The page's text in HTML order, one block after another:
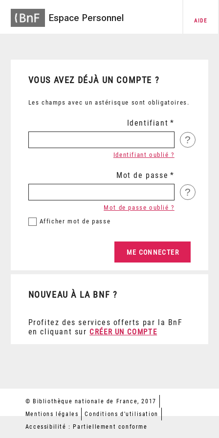
Espace Personnel AIDE
VOUS AVEZ DÉJÀ UN COMPTE ?
Les champs avec un astérisque sont obligatoires.
Identifiant
?
Identifiant oublié ?
Mot de passe
?
Afficher mot de passe
Mot de passe oublié ?
NOUVEAU À LA BNF ?
Profitez des services offerts par la BnF
en cliquant sur CRÉER UN COMPTE
© Bibliothèque nationale de France, 2017
Mentions légales
Conditions d'utilisation
Accessibilité : Partiellement conforme